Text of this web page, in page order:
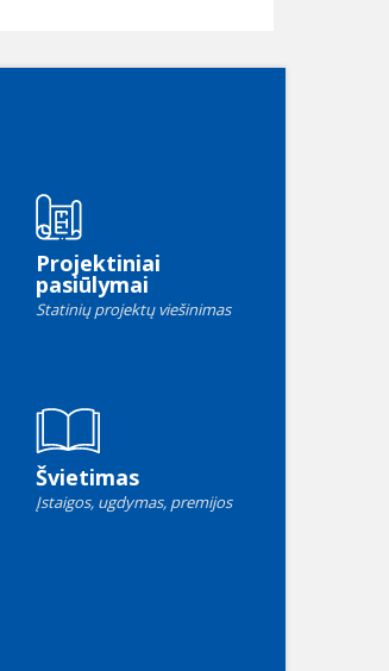
Projektiniai
pasiūlymai
Statinių projektų viešinimas
Švietimas
Įstaigos, ugdymas, premijos